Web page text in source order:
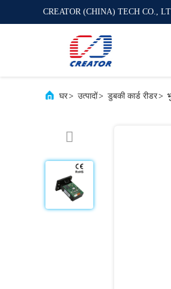
CREATOR (CHINA) TECH CO.,
घर> उत्पादों> डुबकी कार्ड रीडर>